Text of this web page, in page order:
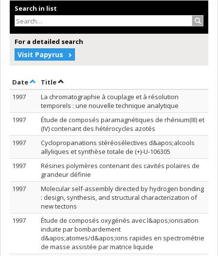
Search in list
For a detailed search
Visit Papyrus
DateSort by date in descending order
TitleSort by title in descending order
1997
La chromatographie à couplage et à résolution
temporels : une nouvelle technique analytique
1997
Étude de composés paramagnétiques de rhénium(III) et
(IV) contenant des hétérocycles azotés
1997
Cyclopropanations stéréosélectives d&apos;alcools
allyliques et synthèse totale de (+)-U-106305
1997
Résines polymères contenant des cavités polaires de
grandeur définie
1997
Molecular self-assembly directed by hydrogen bonding
: design, synthesis, and structural characterization of
new tectons
1997
Étude de composés oxygénés avec l&apos;ionisation
induite par bombardement
d&apos;atomes/d&apos;ions rapides en spectrométrie
de masse assistée par matrice liquide